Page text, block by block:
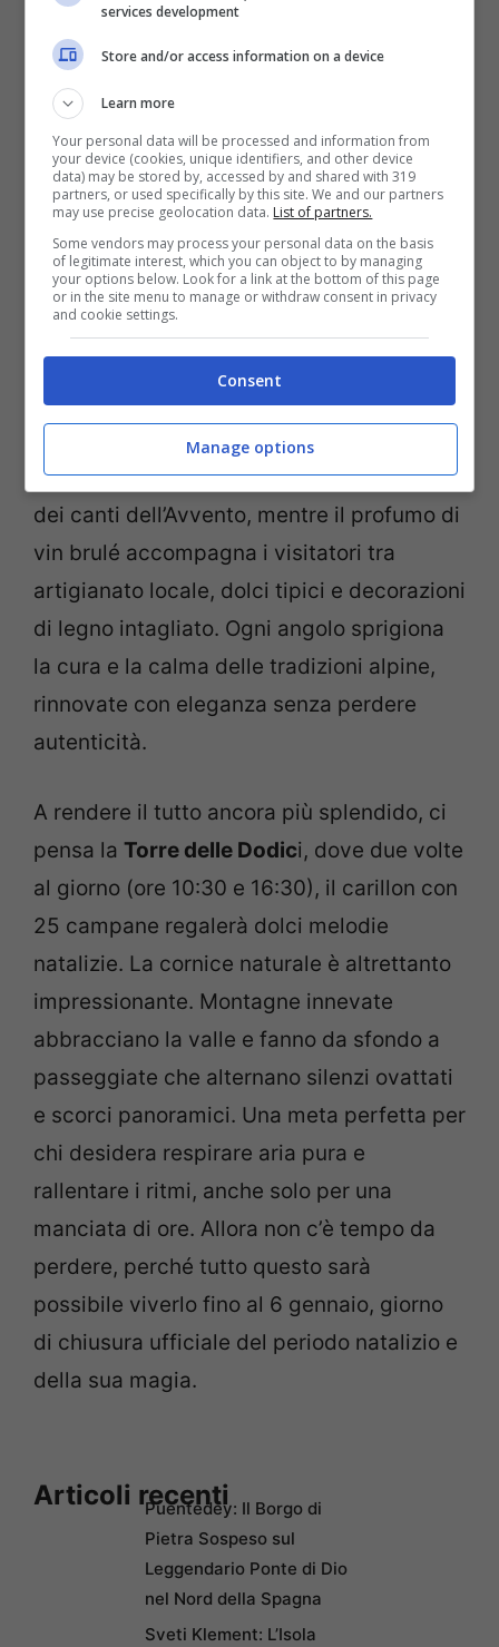
Il paese delle meraviglie da visitare entro il 6 gennaio: è
davvero unico (Instagram @sterzing_ratschings_vipiteno)
Viagginews.com
al 27 novembre al 6 gennaio
indossa il suo abito più incantevole grazie
a unmercatino di Nataleche non si limita a
offrire bancarelle, ma un vero percorso
sensoriale. Le vie si riempiono del suono
dei canti dell’Avvento, mentre il profumo di
vin brulé accompagna i visitatori tra
artigianato locale, dolci tipici e decorazioni
di legno intagliato. Ogni angolo sprigiona
la cura e la calma delle tradizioni alpine,
rinnovate con eleganza senza perdere
autenticità.
A rendere il tutto ancora più splendido, ci
pensa la Torre delle Dodici, dove due volte
al giorno (ore 10:30 e 16:30), il carillon con
25 campane regalerà dolci melodie
natalizie. La cornice naturale è altrettanto
impressionante. Montagne innevate
abbracciano la valle e fanno da sfondo a
passeggiate che alternano silenzi ovattati
e scorci panoramici. Una meta perfetta per
chi desidera respirare aria pura e
rallentare i ritmi, anche solo per una
manciata di ore. Allora non c’è tempo da
perdere, perché tutto questo sarà
possibile viverlo fino al 6 gennaio, giorno
di chiusura ufficiale del periodo natalizio e
della sua magia.
Articoli recentiPuentedey: Il Borgo di
Pietra Sospeso sul
Leggendario Ponte di Dio
nel Nord della Spagna
Sveti Klement: L’Isola
services development
Store and/or access information on a device
Learn more
Your personal data will be processed and information from
your device (cookies, unique identifiers, and other device
data) may be stored by, accessed by and shared with 319
partners, or used specifically by this site. We and our partners
may use precise geolocation data. List of partners.
Some vendors may process your personal data on the basis
of legitimate interest, which you can object to by managing
your options below. Look for a link at the bottom of this page
or in the site menu to manage or withdraw consent in privacy
and cookie settings.
Consent
Manage options